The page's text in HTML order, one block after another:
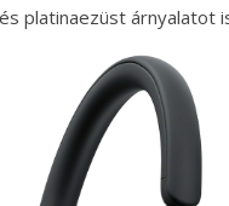
platinaezüst árnyalatot